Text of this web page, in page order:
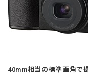
40mm相当の標準画角で